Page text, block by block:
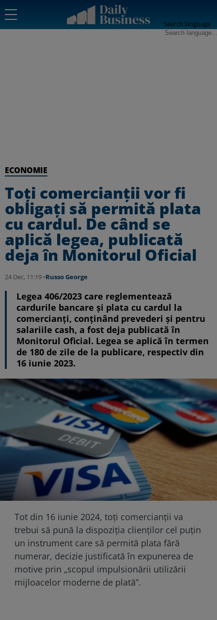
Search language
ECONOMIE
Toţi comercianţii vor fi
obligaţi să permită plata
cu cardul. De când se
aplică legea, publicată
deja în Monitorul Oficial
24 Dec, 11:19 •Russo George
Legea 406/2023 care reglementează
cardurile bancare și plata cu cardul la
comercianți, conținând prevederi și pentru
salariile cash, a fost deja publicată în
Monitorul Oficial. Legea se aplică în termen
de 180 de zile de la publicare, respectiv din
16 iunie 2023.
Tot din 16 iunie 2024, toți comercianții va
trebui să pună la dispoziția clienților cel puțin
un instrument care să permită plata fără
numerar, decizie justificată în expunerea de
motive prin „scopul impulsionării utilizării
mijloacelor moderne de plată”.